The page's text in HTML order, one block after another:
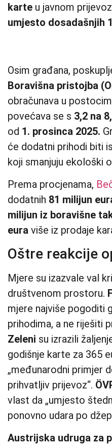
karte u javnom
umjesto dosadašnjih
Osim građana,
Boravišna pristojba
obračunava u
povećava se s 3,2 na
od 1. prosinca 2025.
će dodatni prihodi biti
koji smanjuju ekološki
Prema procjenama,
dodatnih 81 milijun
milijun iz boravišne
eura više iz prodaje
Oštre reakcije
Mjere su izazvale val
društvenom prostoru.
mjere najviše pogoditi
prihodima, a ne riješiti
Zeleni su izrazili
godišnje karte za 365
„međunarodni primjer
prihvatljiv prijevoz“.
vlast da „umjesto
ponovno udara po
Austrijska udruga za